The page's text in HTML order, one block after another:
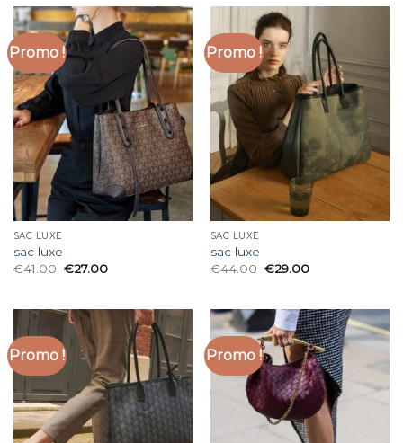
Promo !
SAC LUXE
sac luxe
€41.00 €27.00
Promo !
SAC LUXE
sac luxe
€44.00 €29.00
Promo ! Promo !